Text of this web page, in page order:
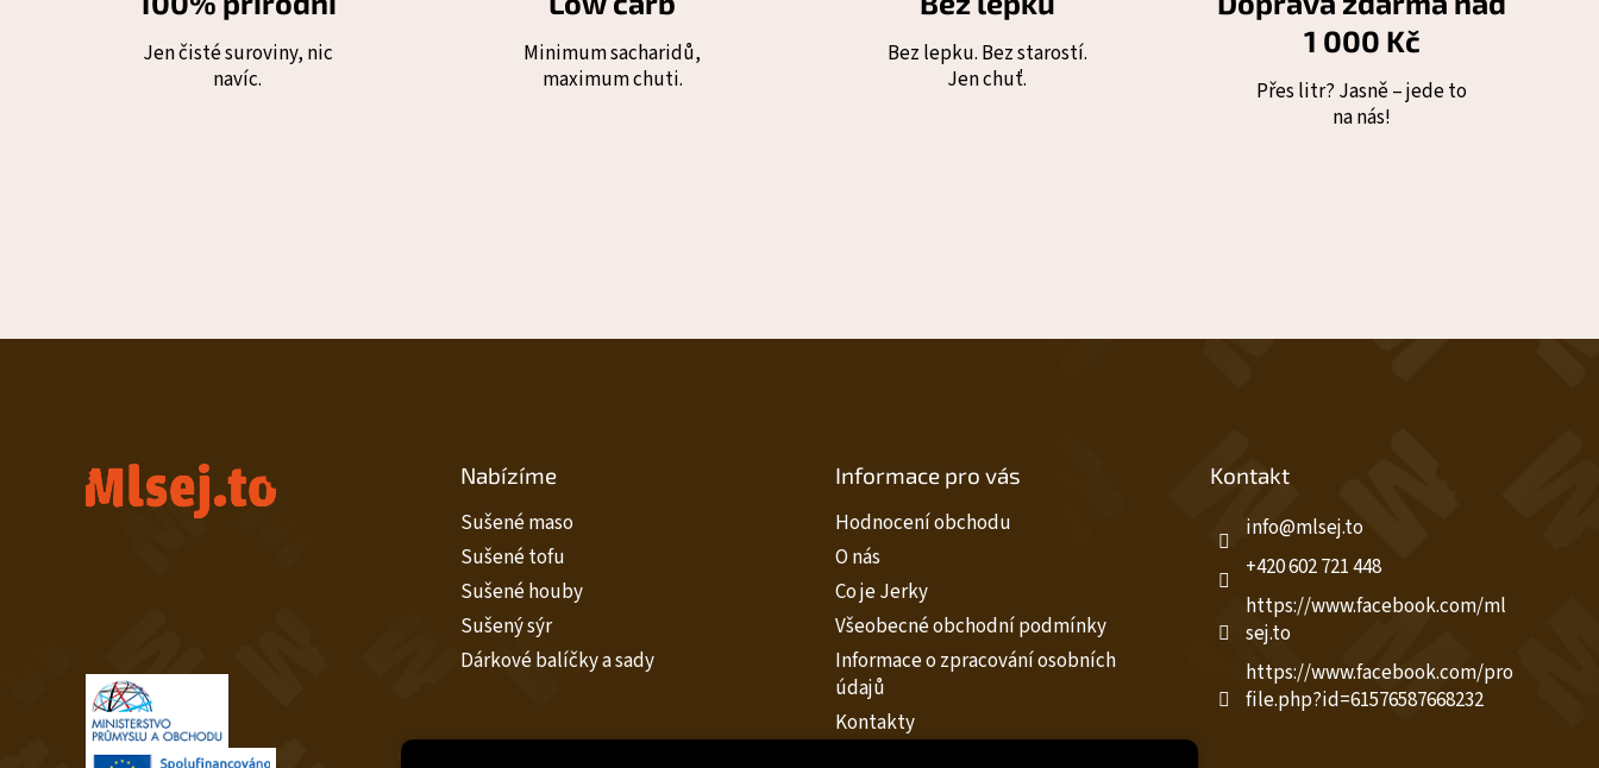
Jen čisté suroviny, nic
navíc.
Minimum sacharidů,
maximum chuti.
Bez lepku. Bez starostí.
Jen chuť.
1 000 Kč
Přes litr? Jasně – jede to
na nás!
Nabízíme
Sušené maso
Sušené tofu
Sušené houby
Sušený sýr
Dárkové balíčky a sady
Informace pro vás
Hodnocení obchodu
O nás
Co je Jerky
Všeobecné obchodní podmínky
Informace o zpracování osobních
údajů
Kontakty
Kontakt
info@mlsej.to
+420 602 721 448
https://www.facebook.com/ml
sej.to
https://www.facebook.com/pro
file.php?id=61576587668232